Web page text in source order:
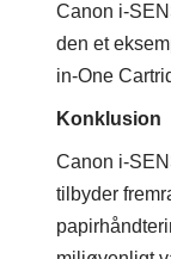
Canon i-
den et
in-One
Konklusion
Canon i-
tilbyder